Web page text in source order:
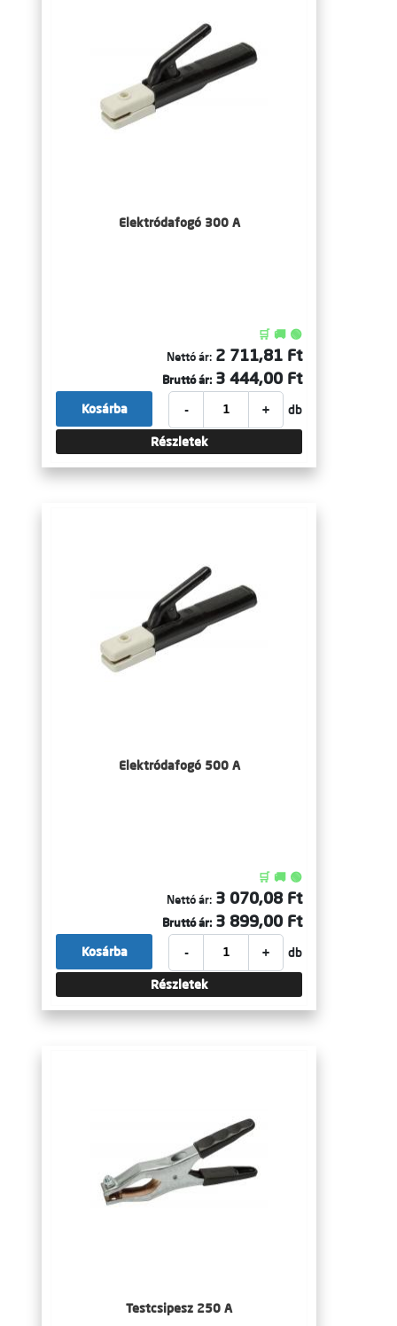
Elektródafogó 300 A
🛒 🚚 🟢
Nettó ár: 2 711,81 Ft
Bruttó ár: 3 444,00 Ft
- + db
Kosárba
Részletek
Elektródafogó 500 A
🛒 🚚 🟢
Nettó ár: 3 070,08 Ft
Bruttó ár: 3 899,00 Ft
- + db
Kosárba
Részletek
Testcsipesz 250 A